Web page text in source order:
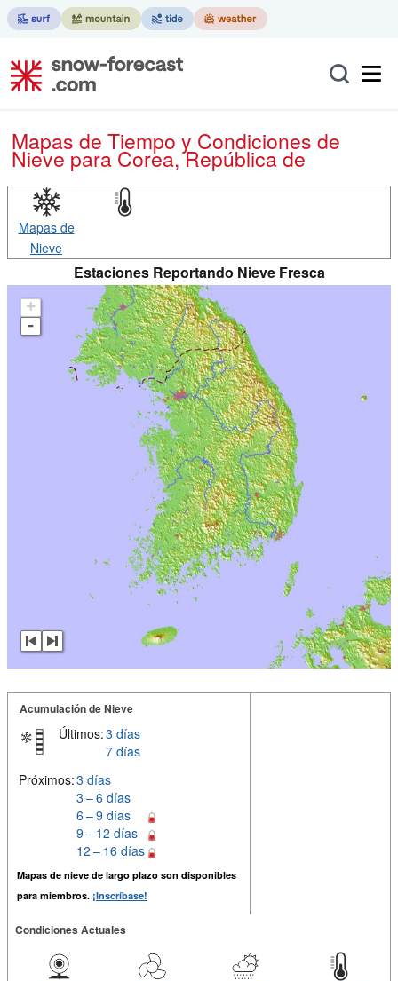
Mapas de Tiempo y Condiciones de
Nievepara Corea, República de
Mapas de
Nieve
Estaciones Reportando Nieve Fresca
+
-
Acumulación de Nieve
Últimos:3 días
7 días
Próximos:3 días
3 – 6 días
6 – 9 días
9 – 12 días
12 – 16 días
Mapas de nieve de largo plazo son disponibles
para miembros. ¡Inscríbase!
Condiciones Actuales